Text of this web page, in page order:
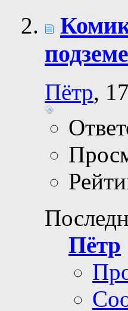
Пётр,
Пётр